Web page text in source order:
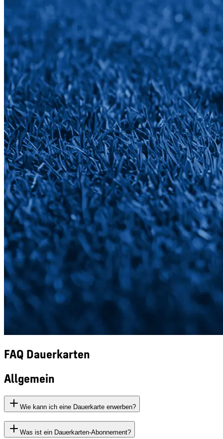
FAQ Dauerkarten
Allgemein
Wie kann ich eine Dauerkarte erwerben?
Was ist ein Dauerkarten-Abonnement?